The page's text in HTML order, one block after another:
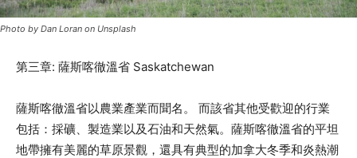
Photo by Dan Loran on Unsplash
第三章: 薩斯喀徹溫省 Saskatchewan
薩斯喀徹溫省以農業產業而聞名。 而該省其他受歡迎的行業
包括：採礦、製造業以及石油和天然氣。薩斯喀徹溫省的平坦
地帶擁有美麗的草原景觀，還具有典型的加拿大冬季和炎熱潮